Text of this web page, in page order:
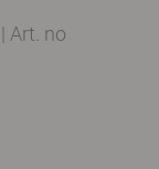
| Art. no